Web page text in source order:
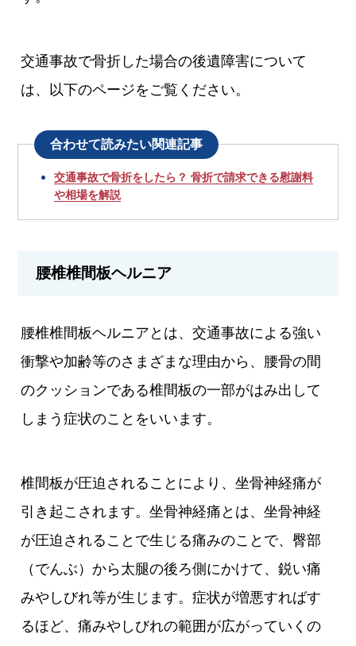
交通事故で骨折した場合の後遺障害について
は、以下のページをご覧ください。
合わせて読みたい関連記事
交通事故で骨折をしたら？ 骨折で請求できる慰謝料
や相場を解説
腰椎椎間板ヘルニア
腰椎椎間板ヘルニアとは、交通事故による強い
衝撃や加齢等のさまざまな理由から、腰骨の間
のクッションである椎間板の一部がはみ出して
しまう症状のことをいいます。
椎間板が圧迫されることにより、坐骨神経痛が
引き起こされます。坐骨神経痛とは、坐骨神経
が圧迫されることで生じる痛みのことで、臀部
（でんぶ）から太腿の後ろ側にかけて、鋭い痛
みやしびれ等が生じます。症状が増悪すればす
るほど、痛みやしびれの範囲が広がっていくの